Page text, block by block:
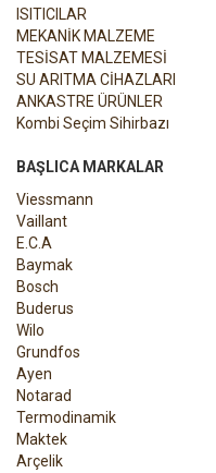
ISITICILAR
MEKANİK MALZEME
TESİSAT MALZEMESİ
SU ARITMA CİHAZLARI
ANKASTRE ÜRÜNLER
Kombi Seçim Sihirbazı
BAŞLICA MARKALAR
Viessmann
Vaillant
E.C.A
Baymak
Bosch
Buderus
Wilo
Grundfos
Ayen
Notarad
Termodinamik
Maktek
Arçelik